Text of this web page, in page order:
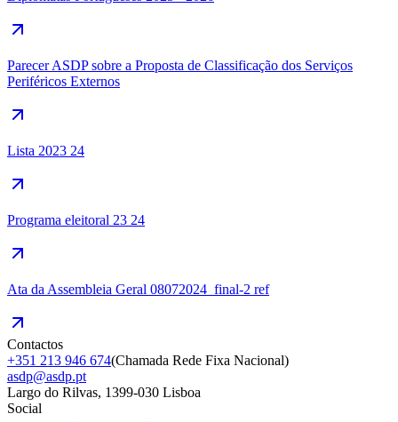
Parecer ASDP sobre a Proposta de Classificação dos Serviços
Periféricos Externos
Lista 2023 24
Programa eleitoral 23 24
Ata da Assembleia Geral 08072024_final-2 ref
Contactos
+351 213 946 674(Chamada Rede Fixa Nacional)
asdp@asdp.pt
Largo do Rilvas, 1399-030 Lisboa
Social